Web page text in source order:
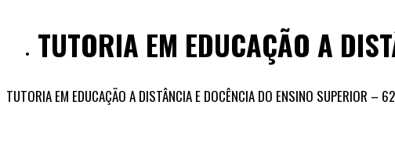
TUTORIA EM EDUCAÇÃO A
TUTORIA EM EDUCAÇÃO A DISTÂNCIA E DOCÊNCIA DO ENSINO SUPERIOR –